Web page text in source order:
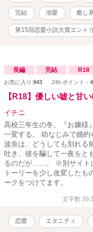
完結 溺愛 癒し
第15回恋愛小説大賞エント
長編 完結 R18
お気に入り:943 24h.ポイント：
【R18】優しい嘘と甘
イチニ
高校三年生の冬。『お嬢様
一変する。 幼なじみで婚
波奈は、どうしても別れる
吐き、彼を騙して一夜をと
るのだが……。 ※別サイト
トーリーを少し改変した
ークをつけてます。
文字数
恋愛 エタニティ